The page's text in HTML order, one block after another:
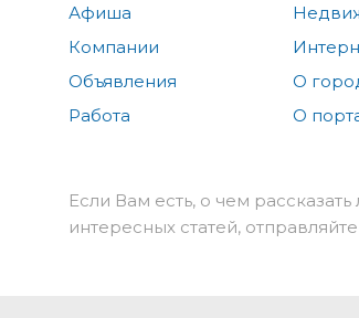
Афиша
Компании
Объявления
Работа
О
О
Если Вам есть, о чем
интересных статей,